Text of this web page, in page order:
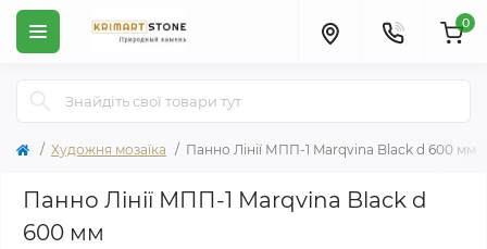
0
Художня мозаїка Панно Лінії МПП-1 Marqvina Black d 600 мм
Панно Лінії МПП-1 Marqvina Black d
600 мм